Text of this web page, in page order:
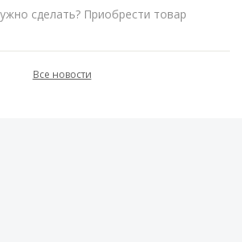
сделать? Приобрести товар
и уточнит условия и время
Все новости